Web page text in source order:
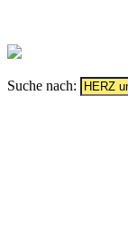
Suche nach: